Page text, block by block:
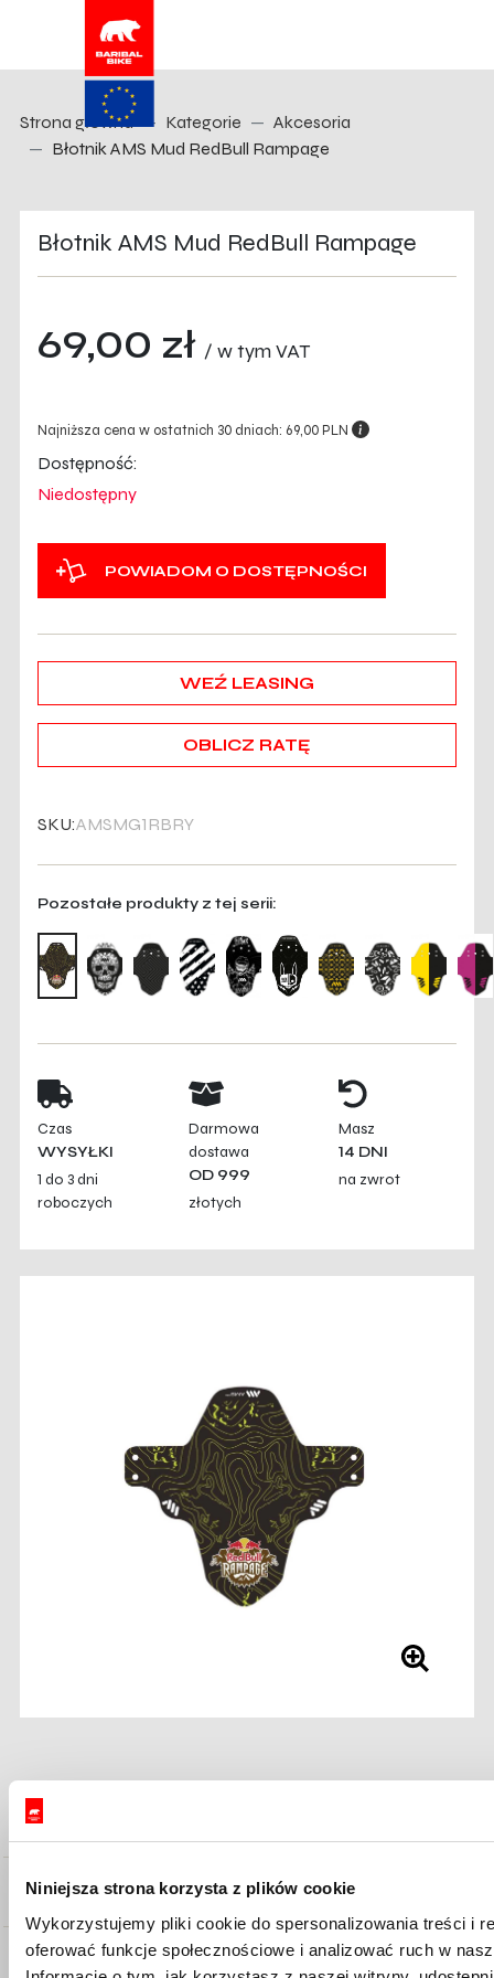
Niniejsza strona korzysta z plików cookie
Wykorzystujemy pliki cookie do spersonalizowania treści i
oferować funkcje społecznościowe i analizować ruch w
Strona główna Kategorie
Akcesoria
Błotnik AMS Mud RedBull Rampage
Błotnik AMS Mud RedBull Rampage
69,00 zł / w tym VAT
Najniższa cena w ostatnich 30 dniach: 69,00 PLN
Dostępność:
Niedostępny
POWIADOM O DOSTĘPNOŚCI
WEŹ LEASING
OBLICZ RATĘ
SKU:AMSMG1RBRY
Pozostałe produkty z tej serii:
Czas
WYSYŁKI
1 do 3 dni
roboczych
Darmowa
dostawa
OD 999
złotych
Masz
14 DNI
na zwrot
Opis
Specyfikacja